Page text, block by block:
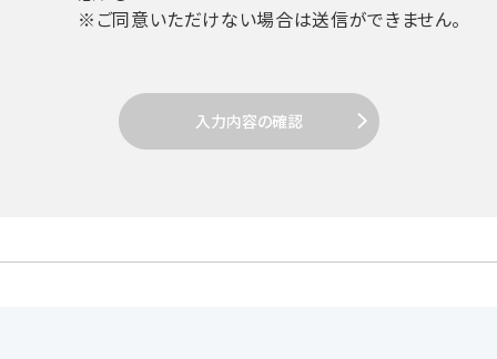
※ご同意いただけない場合は送信ができません。
入力内容の確認